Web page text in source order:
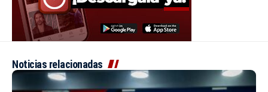
Noticias relacionadas